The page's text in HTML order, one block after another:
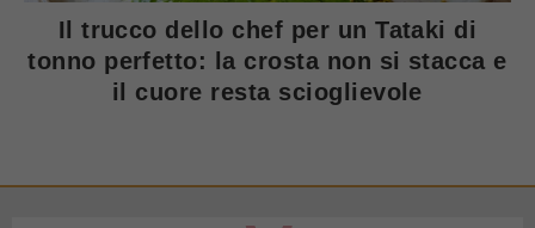
Il trucco dello chef per un Tataki di
tonno perfetto: la crosta non si stacca e
il cuore resta scioglievole